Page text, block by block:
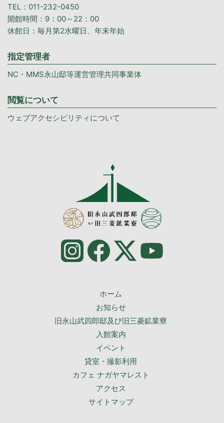
TEL：011-232-0450
開館時間：9：00～22：00
休館日：毎月第2水曜日、年末年始
指定管理者
NC・MMS永山邸等運営管理共同事業体
閲覧について
ウェブアクセシビリティについて
ホーム
お知らせ
旧永山武四郎邸及び旧三菱鉱業寮
入館案内
イベント
貸室・撮影利用
カフェ ナガヤマレスト
アクセス
サイトマップ